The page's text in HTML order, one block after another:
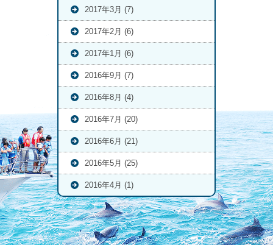
2017年3月 (7)
2017年2月 (6)
2017年1月 (6)
2016年9月 (7)
2016年8月 (4)
2016年7月 (20)
2016年6月 (21)
2016年5月 (25)
2016年4月 (1)